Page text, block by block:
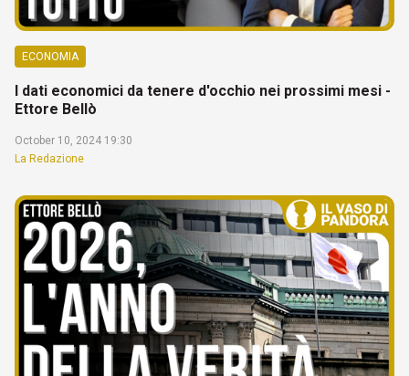
ECONOMIA
I dati economici da tenere d'occhio nei prossimi mesi -
Ettore Bellò
October 10, 2024 19:30
La Redazione